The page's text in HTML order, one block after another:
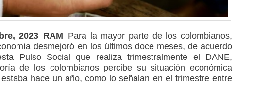
2023_RAM_ Para la mayor parte de los colombianos,
desmejoró en los últimos doce meses, de acuerdo
Pulso Social que realiza trimestralmente el DANE,
de los colombianos percibe su situación económica
hace un año, como lo señalan en el trimestre entre